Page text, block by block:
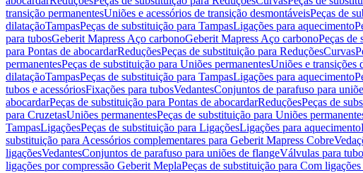
transição permanentesUniões e acessórios de transição desmontáveisPeças de
dilataçãoTampasPeças de substituição para TampasLigações para aquecimento
para tubosGeberit Mapress Aço carbonoGeberit Mapress Aço carbonoPeças de
para Pontas de abocardarReduçõesPeças de substituição para ReduçõesCurvas
permanentesPeças de substituição para Uniões permanentesUniões e transições
dilataçãoTampasPeças de substituição para TampasLigações para aquecimento
tubos e acessóriosFixações para tubosVedantesConjuntos de parafuso para
abocardarPeças de substituição para Pontas de abocardarReduçõesPeças de
para CruzetasUniões permanentesPeças de substituição para Uniões
TampasLigaçõesPeças de substituição para LigaçõesLigações para aquecimento
substituição para Acessórios complementares para Geberit Mapress Cobre
ligaçõesVedantesConjuntos de parafuso para uniões de flangeVálvulas para
ligações por compressão Geberit MeplaPeças de substituição para Com